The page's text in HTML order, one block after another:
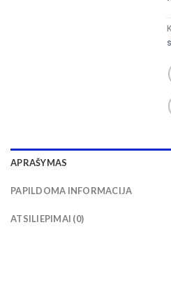
APRAŠYMAS
PAPILDOMA INFORMACIJA
ATSILIEPIMAI (0)